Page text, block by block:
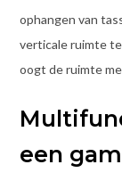
ophangen van
verticale ruimte
oogt de ruimte
een